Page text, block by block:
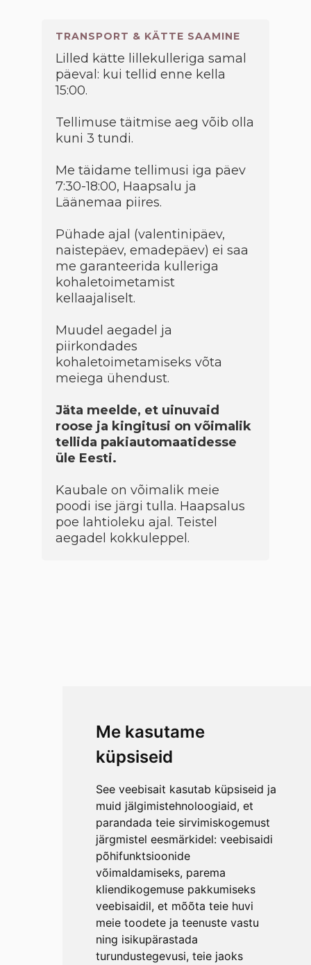
Me kasutame
küpsiseid
See veebisait kasutab küpsiseid ja
muid jälgimistehnoloogiaid, et
parandada teie sirvimiskogemust
järgmistel eesmärkidel: veebisaidi
põhifunktsioonide
võimaldamiseks, parema
kliendikogemuse pakkumiseks
veebisaidil, et mõõta teie huvi
meie toodete ja teenuste vastu
ning isikupärastada
turundustegevusi, teie jaoks
TRANSPORT & KÄTTE SAAMINE
Lilled kätte lillekulleriga samal
päeval: kui tellid enne kella
15:00.
Tellimuse täitmise aeg võib olla
kuni 3 tundi.
Me täidame tellimusi iga päev
7:30-18:00, Haapsalu ja
Läänemaa piires.
Pühade ajal (valentinipäev,
naistepäev, emadepäev) ei saa
me garanteerida kulleriga
kohaletoimetamist
kellaajaliselt.
Muudel aegadel ja
piirkondades
kohaletoimetamiseks võta
meiega ühendust.
Jäta meelde, et uinuvaid
roose ja kingitusi on võimalik
tellida pakiautomaatidesse
üle Eesti.
Kaubale on võimalik meie
poodi ise järgi tulla. Haapsalus
poe lahtioleku ajal. Teistel
aegadel kokkuleppel.